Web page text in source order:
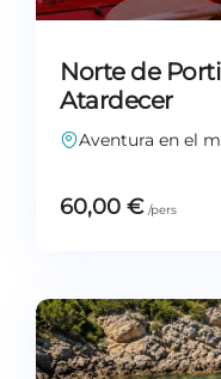
Norte de
Atardecer
Aventura en el
60,00 €